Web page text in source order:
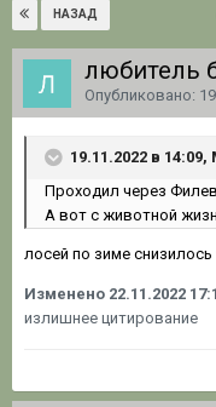
НАЗАД
любитель
Опубликовано:
19.11.2022 в 14:09,
Проходил через
А вот с животной
лосей по зиме
Изменено 22.11.2022
излишнее цитирование